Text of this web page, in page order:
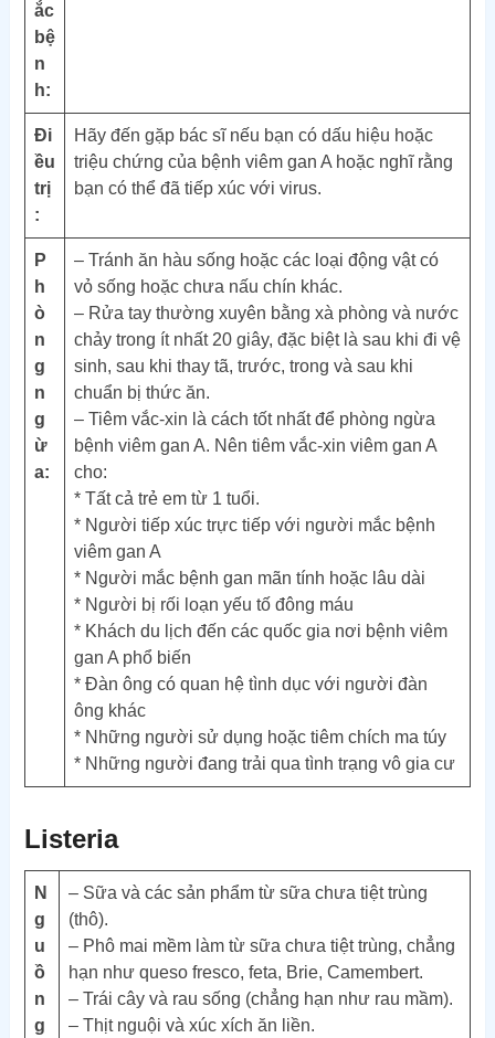
ắc
bệ
n
h:
Đi
ều
trị
:
Hãy đến gặp bác sĩ nếu bạn có dấu hiệu hoặc
triệu chứng của bệnh viêm gan A hoặc nghĩ rằng
bạn có thể đã tiếp xúc với virus.
P
h
ò
n
g
n
g
ừ
a:
– Tránh ăn hàu sống hoặc các loại động vật có
vỏ sống hoặc chưa nấu chín khác.
– Rửa tay thường xuyên bằng xà phòng và nước
chảy trong ít nhất 20 giây, đặc biệt là sau khi đi vệ
sinh, sau khi thay tã, trước, trong và sau khi
chuẩn bị thức ăn.
– Tiêm vắc-xin là cách tốt nhất để phòng ngừa
bệnh viêm gan A. Nên tiêm vắc-xin viêm gan A
cho:
* Tất cả trẻ em từ 1 tuổi.
* Người tiếp xúc trực tiếp với người mắc bệnh
viêm gan A
* Người mắc bệnh gan mãn tính hoặc lâu dài
* Người bị rối loạn yếu tố đông máu
* Khách du lịch đến các quốc gia nơi bệnh viêm
gan A phổ biến
* Đàn ông có quan hệ tình dục với người đàn
ông khác
* Những người sử dụng hoặc tiêm chích ma túy
* Những người đang trải qua tình trạng vô gia cư
Listeria
N
g
u
ồ
n
g
– Sữa và các sản phẩm từ sữa chưa tiệt trùng
(thô).
– Phô mai mềm làm từ sữa chưa tiệt trùng, chẳng
hạn như queso fresco, feta, Brie, Camembert.
– Trái cây và rau sống (chẳng hạn như rau mầm).
– Thịt nguội và xúc xích ăn liền.